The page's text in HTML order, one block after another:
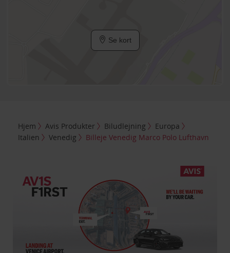
Se kort
Hjem Avis Produkter Biludlejning
Europa
Italien
Venedig Billeje Venedig Marco Polo Lufthavn